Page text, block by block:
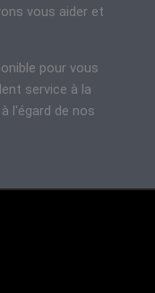
vous aider et
pour vous
service à la
l'égard de nos